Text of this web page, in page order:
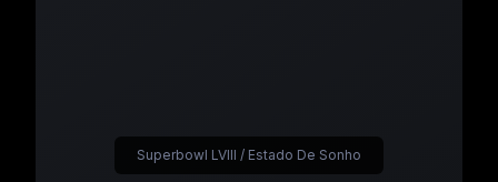
Superbowl LVIII / Estado De Sonho